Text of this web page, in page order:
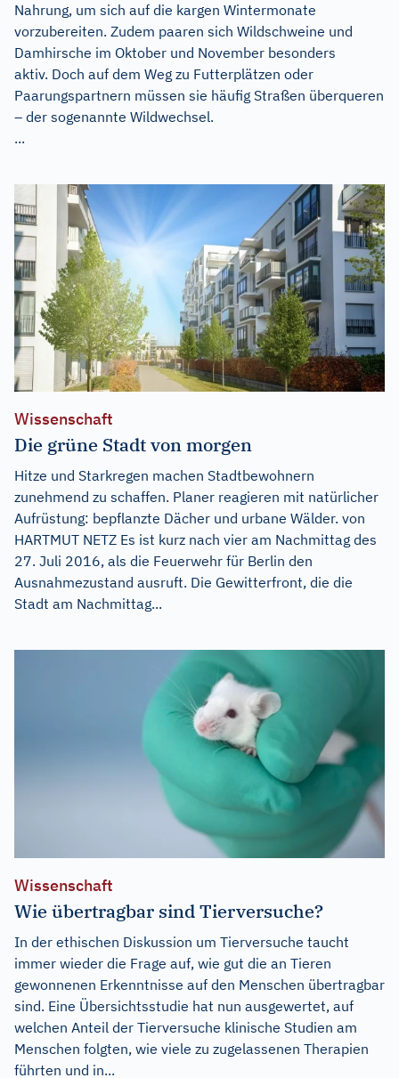
Nahrung, um sich auf die kargen Wintermonate
vorzubereiten. Zudem paaren sich Wildschweine und
Damhirsche im Oktober und November besonders
aktiv. Doch auf dem Weg zu Futterplätzen oder
Paarungspartnern müssen sie häufig Straßen überqueren
– der sogenannte Wildwechsel.
...
Wissenschaft
Die grüne Stadt von morgen
Hitze und Starkregen machen Stadtbewohnern
zunehmend zu schaffen. Planer reagieren mit natürlicher
Aufrüstung: bepflanzte Dächer und urbane Wälder. von
HARTMUT NETZ Es ist kurz nach vier am Nachmittag des
27. Juli 2016, als die Feuerwehr für Berlin den
Ausnahmezustand ausruft. Die Gewitterfront, die die
Stadt am Nachmittag...
Wissenschaft
Wie übertragbar sind Tierversuche?
In der ethischen Diskussion um Tierversuche taucht
immer wieder die Frage auf, wie gut die an Tieren
gewonnenen Erkenntnisse auf den Menschen übertragbar
sind. Eine Übersichtsstudie hat nun ausgewertet, auf
welchen Anteil der Tierversuche klinische Studien am
Menschen folgten, wie viele zu zugelassenen Therapien
führten und in...